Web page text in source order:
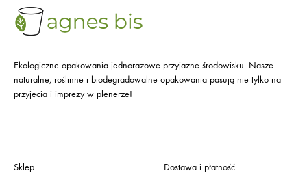
Ekologiczne opakowania jednorazowe przyjazne środowisku. Nasze
naturalne, roślinne i biodegradowalne opakowania pasują nie tylko na
przyjęcia i imprezy w plenerze!
Sklep Dostawa i płatność